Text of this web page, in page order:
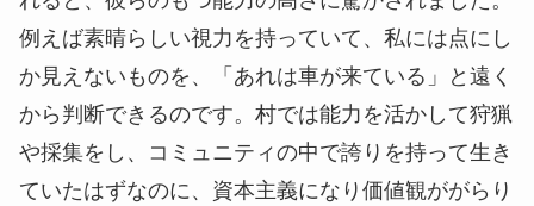
例えば素晴らしい視力を持っていて、私には点にし
か見えないものを、「あれは車が来ている」と遠く
から判断できるのです。村では能力を活かして狩猟
や採集をし、コミュニティの中で誇りを持って生き
ていたはずなのに、資本主義になり価値観ががらり